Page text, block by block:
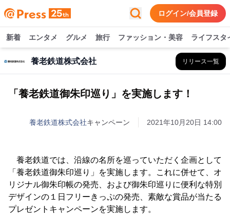
ログイン/会員登録
新着 エンタメ グルメ 旅行 ファッション・美容 ライフスタ
養老鉄道株式会社 リリース一覧
「養老鉄道御朱印巡り」を実施します！
養老鉄道株式会社キャンペーン 2021年10月20日 14:00
養老鉄道では、沿線の名所を巡っていただく企画として
「養老鉄道御朱印巡り」を実施します。これに併せて、オ
リジナル御朱印帳の発売、および御朱印巡りに便利な特別
デザインの１日フリーきっぷの発売、素敵な賞品が当たる
プレゼントキャンペーンを実施します。